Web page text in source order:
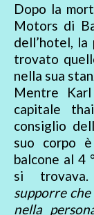
Dopo la
Motors di
dell’hotel,
trovato
nella sua
Mentre
capitale
consiglio
suo corpo
balcone al 4
si trovava.
supporre
nella